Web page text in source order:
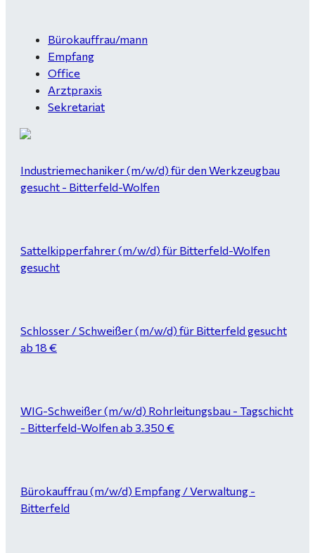
Bürokauffrau/mann
Empfang
Office
Arztpraxis
Sekretariat
Industriemechaniker (m/w/d) für den Werkzeugbau
gesucht - Bitterfeld-Wolfen
Sattelkipperfahrer (m/w/d) für Bitterfeld-Wolfen
gesucht
Schlosser / Schweißer (m/w/d) für Bitterfeld gesucht
ab 18 €
WIG-Schweißer (m/w/d) Rohrleitungsbau - Tagschicht
- Bitterfeld-Wolfen ab 3.350 €
Bürokauffrau (m/w/d) Empfang / Verwaltung -
Bitterfeld